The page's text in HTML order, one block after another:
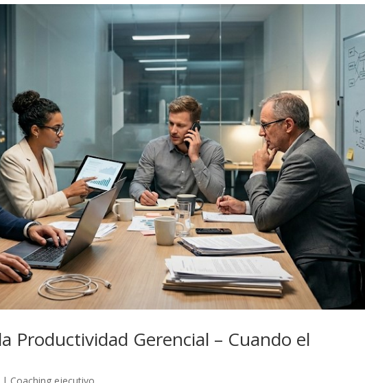
Productividad Gerencial – Cuando el